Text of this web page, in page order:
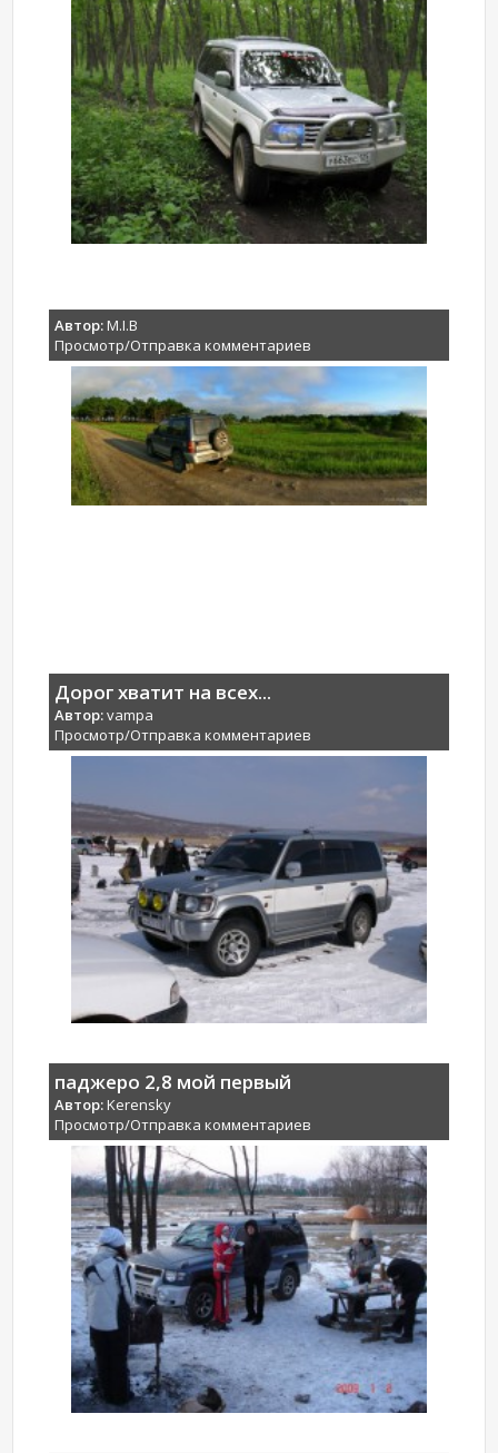
Автор:M.I.B
Просмотр/Отправка комментариев
Дорог хватит на всех...
Автор:vampa
Просмотр/Отправка комментариев
паджеро 2,8 мой первый
Автор:Kerensky
Просмотр/Отправка комментариев